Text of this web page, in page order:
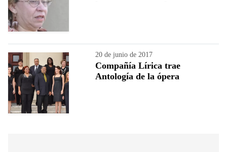
20 de junio de 2017
Compañía Lírica trae
Antología de la ópera